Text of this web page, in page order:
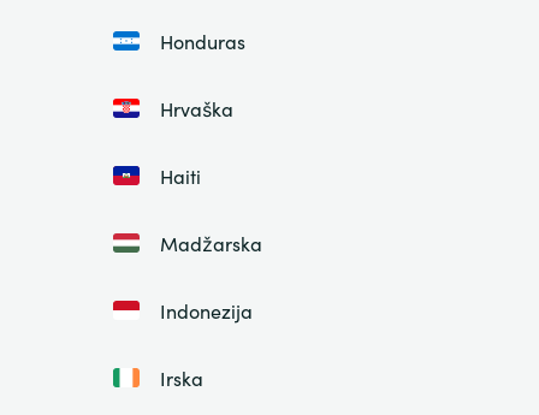
Honduras
Hrvaška
Haiti
Madžarska
Indonezija
Irska